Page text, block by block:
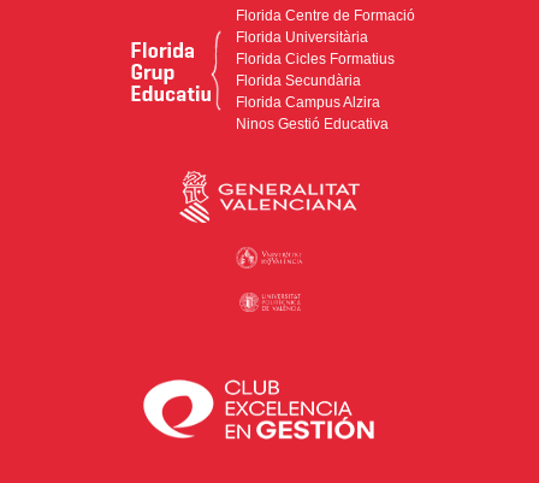
Florida Centre de Formació
Florida Universitària
Florida Cicles Formatius
Florida Secundària
Florida Campus Alzira
Ninos Gestió Educativa